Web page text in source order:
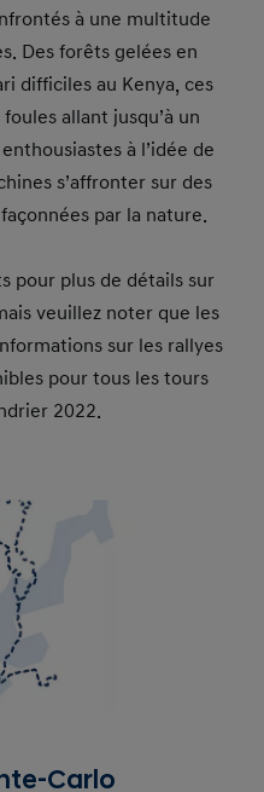
à une multitude
Des forêts gelées en
difficiles au Kenya, ces
allant jusqu’à un
à l’idée de
s’affronter sur des
par la nature.
pour plus de détails sur
veuillez noter que les
sur les rallyes
pour tous les tours
2022.
Carlo